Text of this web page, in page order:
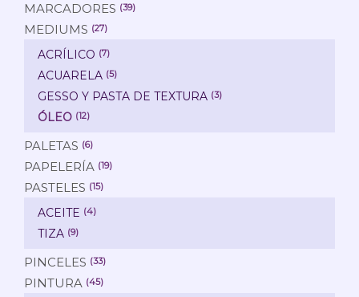
MARCADORES (39)
MEDIUMS (27)
ACRÍLICO (7)
ACUARELA (5)
GESSO Y PASTA DE TEXTURA (3)
ÓLEO (12)
PALETAS (6)
PAPELERÍA (19)
PASTELES (15)
ACEITE (4)
TIZA (9)
PINCELES (33)
PINTURA (45)